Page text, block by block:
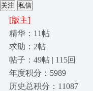
关注 私信
[版主]
精华：11帖
求助：2帖
帖子：49帖 | 115回
年度积分：5989
历史总积分：11087